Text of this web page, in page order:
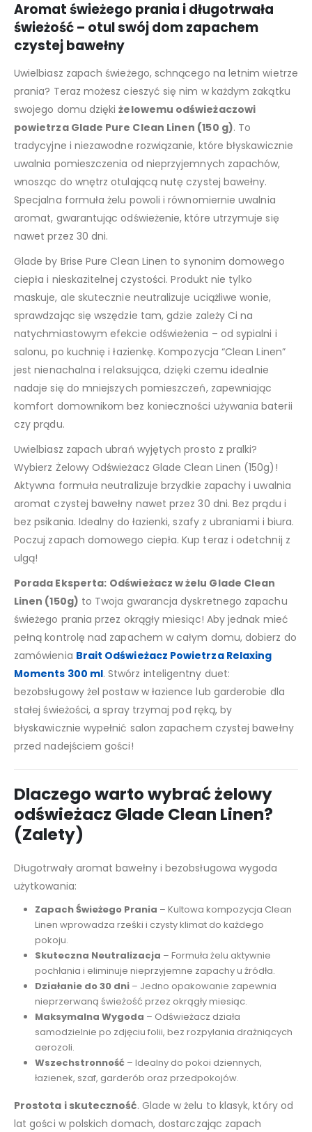
Aromat świeżego prania i długotrwała
świeżość – otul swój dom zapachem
czystej bawełny
Uwielbiasz zapach świeżego, schnącego na letnim wietrze
prania? Teraz możesz cieszyć się nim w każdym zakątku
swojego domu dziękiżelowemu odświeżaczowi
powietrza Glade Pure Clean Linen (150 g). To
tradycyjne i niezawodne rozwiązanie, które błyskawicznie
uwalnia pomieszczenia od nieprzyjemnych zapachów,
wnosząc do wnętrz otulającą nutę czystej bawełny.
Specjalna formuła żelu powoli i równomiernie uwalnia
aromat, gwarantując odświeżenie, które utrzymuje się
nawet przez 30 dni.
Glade by Brise Pure Clean Linen to synonim domowego
ciepła i nieskazitelnej czystości. Produkt nie tylko
maskuje, ale skutecznie neutralizuje uciążliwe wonie,
sprawdzając się wszędzie tam, gdzie zależy Ci na
natychmiastowym efekcie odświeżenia – od sypialni i
salonu, po kuchnię i łazienkę. Kompozycja “Clean Linen”
jest nienachalna i relaksująca, dzięki czemu idealnie
nadaje się do mniejszych pomieszczeń, zapewniając
komfort domownikom bez konieczności używania baterii
czy prądu.
Uwielbiasz zapach ubrań wyjętych prosto z pralki?
Wybierz Żelowy Odświeżacz Glade Clean Linen (150g)!
Aktywna formuła neutralizuje brzydkie zapachy i uwalnia
aromat czystej bawełny nawet przez 30 dni. Bez prądu i
bez psikania. Idealny do łazienki, szafy z ubraniami i biura.
Poczuj zapach domowego ciepła. Kup teraz i odetchnij z
ulgą!
Porada Eksperta: Odświeżacz w żelu Glade Clean
Linen (150g) to Twoja gwarancja dyskretnego zapachu
świeżego prania przez okrągły miesiąc! Aby jednak mieć
pełną kontrolę nad zapachem w całym domu, dobierz do
zamówienia Brait Odświeżacz Powietrza Relaxing
Moments 300 ml. Stwórz inteligentny duet:
bezobsługowy żel postaw w łazience lub garderobie dla
stałej świeżości, a spray trzymaj pod ręką, by
błyskawicznie wypełnić salon zapachem czystej bawełny
przed nadejściem gości!
Dlaczego warto wybrać żelowy
odświeżacz Glade Clean Linen?
(Zalety)
Długotrwały aromat bawełny i bezobsługowa wygoda
użytkowania:
Zapach Świeżego Prania – Kultowa kompozycja Clean
Linen wprowadza rześki i czysty klimat do każdego
pokoju.
Skuteczna Neutralizacja – Formuła żelu aktywnie
pochłania i eliminuje nieprzyjemne zapachy u źródła.
Działanie do 30 dni– Jedno opakowanie zapewnia
nieprzerwaną świeżość przez okrągły miesiąc.
Maksymalna Wygoda – Odświeżacz działa
samodzielnie po zdjęciu folii, bez rozpylania drażniących
aerozoli.
Wszechstronność– Idealny do pokoi dziennych,
łazienek, szaf, garderób oraz przedpokojów.
Prostota i skuteczność. Glade w żelu to klasyk, który od
lat gości w polskich domach, dostarczając zapach